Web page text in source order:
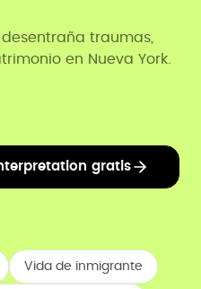
traumas,
en Nueva York.
gratis
Vida de inmigrante